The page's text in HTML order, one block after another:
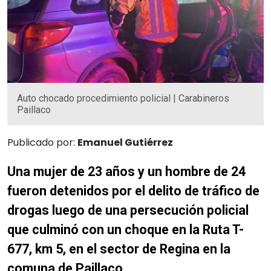
Auto chocado procedimiento policial | Carabineros
Paillaco
Publicado por: Emanuel Gutiérrez
Una mujer de 23 años y un hombre de 24
fueron detenidos por el delito de tráfico de
drogas luego de una persecución policial
que culminó con un choque en la Ruta T-
677, km 5, en el sector de Regina en la